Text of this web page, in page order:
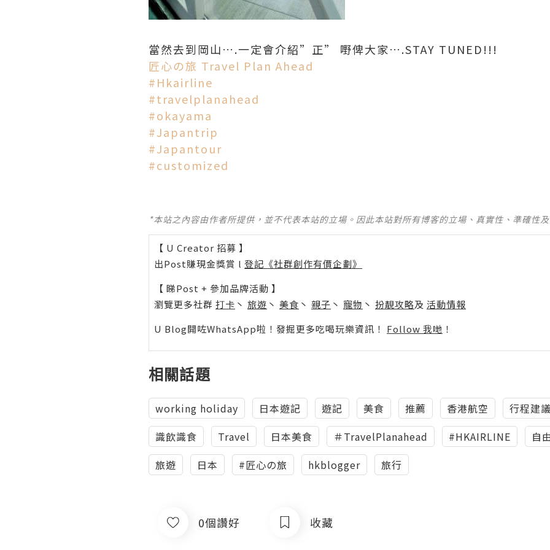
當然去到岡山….一定會介紹”正” 嘢俾大家….STAY TUNED!!!
匠心の旅 Travel Plan Ahead
#Hkairline
#travelplanahead
#okayama
#Japantrip
#Japantour
#customized
*本站之內容由作者所提供，並不代表本站的立場。因此本站對所有博客的立場、真實性、準確性
【 U Creator 招募 】
出Post賺現金獎賞 l 登記《社群創作有價企劃》
【 睇Post + 參加品牌活動 】
瀏覽更多社群 打卡 丶 旅遊 丶 美食 丶 親子 丶 寵物 丶 扮靚攻略及 活動情報
U Blog開咗WhatsApp啦！發掘更多吃喝玩樂資訊！ Follow 我哋 ！
相關話題
working holiday 日本遊記 遊記 美食 推薦 香港航空 行程建議
識飲識食
Travel 日本美食 ＃TravelPlanahead #HKAIRLINE 自
旅遊
日本 #匠心の旅 hkblogger 旅行
0個讚好 收藏